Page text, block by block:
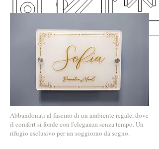
Abbandonati al fascino di un ambiente regale, dove
il comfort si fonde con l'eleganza senza tempo. Un
rifugio esclusivo per un soggiorno da sogno.